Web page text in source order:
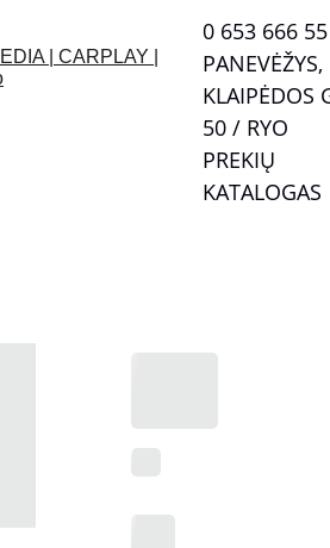
0 653 666 55
PANEVĖŽYS,
KLAIPĖDOS
50 / RYO
PREKIŲ
KATALOGAS